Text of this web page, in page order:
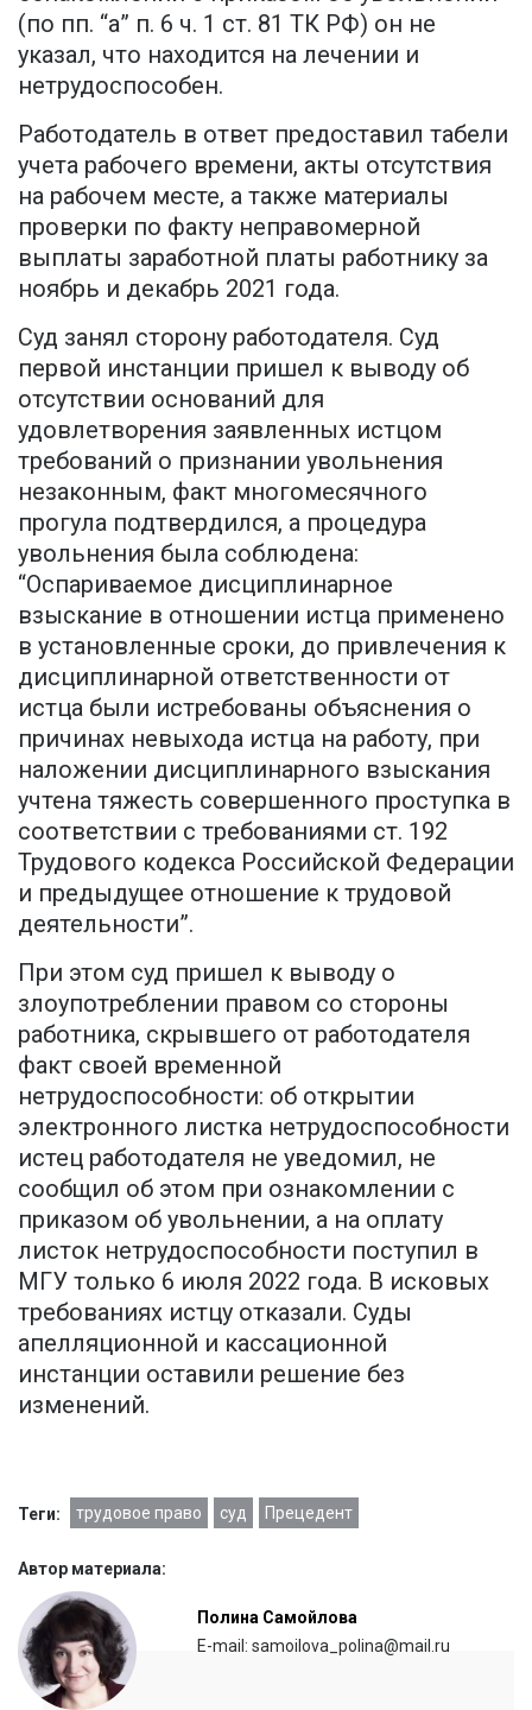
(по пп. “а” п. 6 ч. 1 ст. 81 ТК РФ) он не
указал, что находится на лечении и
нетрудоспособен.
Работодатель в ответ предоставил табели
учета рабочего времени, акты отсутствия
на рабочем месте, а также материалы
проверки по факту неправомерной
выплаты заработной платы работнику за
ноябрь и декабрь 2021 года.
Суд занял сторону работодателя. Суд
первой инстанции пришел к выводу об
отсутствии оснований для
удовлетворения заявленных истцом
требований о признании увольнения
незаконным, факт многомесячного
прогула подтвердился, а процедура
увольнения была соблюдена:
“Оспариваемое дисциплинарное
взыскание в отношении истца применено
в установленные сроки, до привлечения к
дисциплинарной ответственности от
истца были истребованы объяснения о
причинах невыхода истца на работу, при
наложении дисциплинарного взыскания
учтена тяжесть совершенного проступка в
соответствии с требованиями ст. 192
Трудового кодекса Российской Федерации
и предыдущее отношение к трудовой
деятельности”.
При этом суд пришел к выводу о
злоупотреблении правом со стороны
работника, скрывшего от работодателя
факт своей временной
нетрудоспособности: об открытии
электронного листка нетрудоспособности
истец работодателя не уведомил, не
сообщил об этом при ознакомлении с
приказом об увольнении, а на оплату
листок нетрудоспособности поступил в
МГУ только 6 июля 2022 года. В исковых
требованиях истцу отказали. Суды
апелляционной и кассационной
инстанции оставили решение без
изменений.
Теги: трудовое право суд Прецедент
Автор материала:
Полина Самойлова
E-mail: samoilova_polina@mail.ru